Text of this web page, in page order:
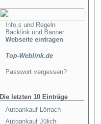
Info,s und Regeln
Backlink und Banner
Webseite eintragen
Top-Weblink.de
Passwort vergessen?
Die letzten 10 Einträge
Autoankauf Lörrach
Autoankauf Jülich